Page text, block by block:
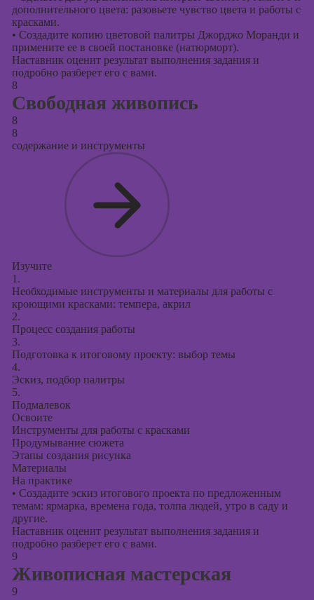
дополнительного цвета: разовьете чувство цвета и работы с
красками.
• Создадите копию цветовой палитры Джорджо Моранди и
примените ее в своей постановке (натюрморт).
Наставник оценит результат выполнения задания и
подробно разберет его с вами.
8
Свободная живопись
8
8
содержание и инструменты
Изучите
1.
Необходимые инструменты и материалы для работы с
кроющими красками: темпера, акрил
2.
Процесс создания работы
3.
Подготовка к итоговому проекту: выбор темы
4.
Эскиз, подбор палитры
5.
Подмалевок
Освоите
Инструменты для работы с красками
Продумывание сюжета
Этапы создания рисунка
Материалы
На практике
• Создадите эскиз итогового проекта по предложенным
темам: ярмарка, времена года, толпа людей, утро в саду и
другие.
Наставник оценит результат выполнения задания и
подробно разберет его с вами.
9
Живописная мастерская
9